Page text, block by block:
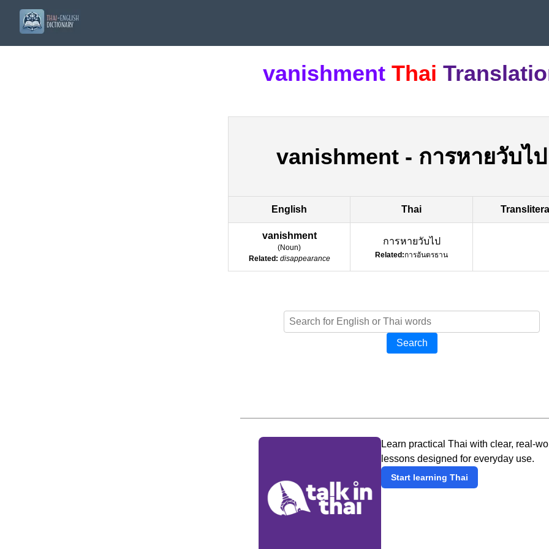
vanishment Thai
vanishment - การหายวับไป
English Thai
vanishment
(Noun)
Related: disappearance
การหายวับไป
Related:การอันตรธาน
Search
Learn practical Thai with clear, real-
lessons designed for everyday use.
Start learning Thai